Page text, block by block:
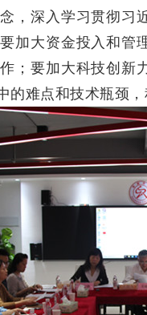
，深入学习贯彻
加大资金投入和
；要加大科技创
的难点和技术瓶颈